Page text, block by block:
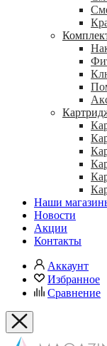
Наши
Новости
Акции
Контакты
Аккаунт
Избранное
Сравнение